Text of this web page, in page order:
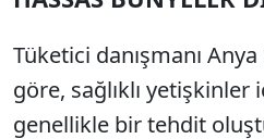
Tüketici danışmanı
göre, sağlıklı yetişkinler
genellikle bir tehdit